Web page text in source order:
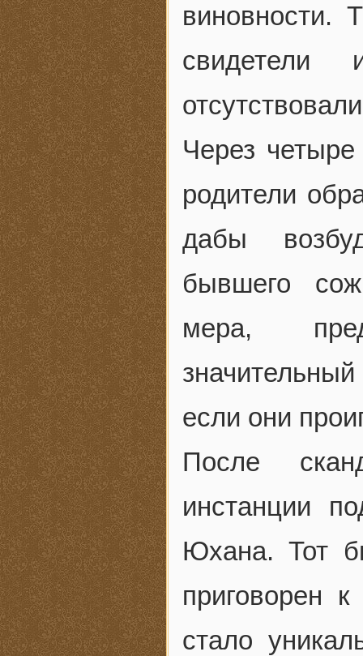
виновности.
свидетели
Через
родители
дабы
бывшего
мера,
если они
После
инстанции
Юхана. Тот
приговорен
стало